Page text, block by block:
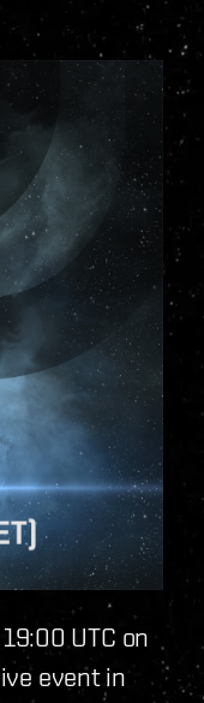
UTC on
event in